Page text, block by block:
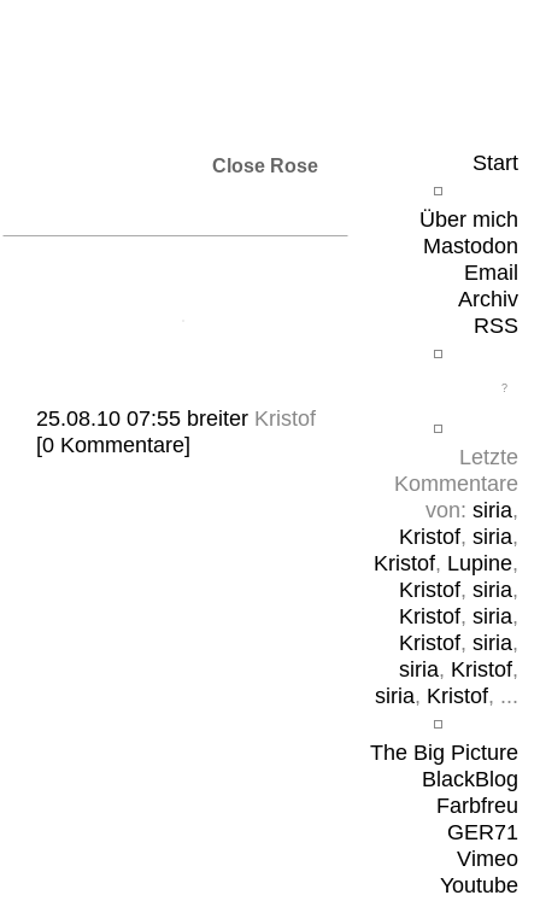
Start
Über mich
Mastodon
Email
Archiv
RSS
Letzte
Kommentare
von: siria,
Kristof, siria,
Kristof, Lupine,
Kristof, siria,
Kristof, siria,
Kristof, siria,
siria, Kristof,
siria, Kristof, ...
The Big Picture
BlackBlog
Farbfreu
GER71
Vimeo
Youtube
Close Rose
25.08.10 07:55 breiter Kristof
[0 Kommentare]